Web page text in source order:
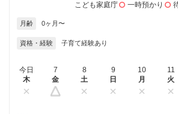
こども家庭庁 一時預かり
月齢 0ヶ月〜
資格・経験 子育て経験あり
今日
木
7
金
8
土
9
日
10
月
11
火